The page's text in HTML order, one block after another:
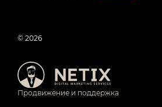
© 2026
Продвижение и поддержка